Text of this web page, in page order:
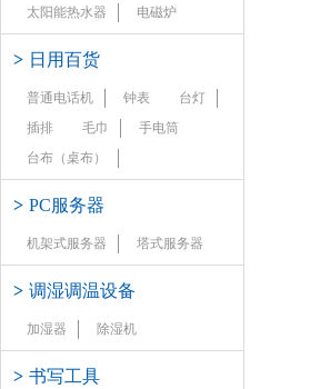
太阳能热水器
电磁炉
> 日用百货
普通电话机 钟表
台灯
插排
毛巾
手电筒
台布（桌布）
> PC服务器
机架式服务器 塔式服务器
> 调湿调温设备
加湿器 除湿机
> 书写工具